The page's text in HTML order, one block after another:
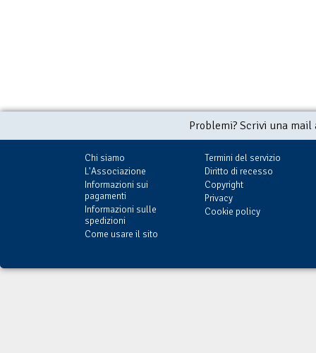
Problemi? Scrivi una
Chi siamo
L'Associazione
Informazioni sui
pagamenti
Informazioni sulle
spedizioni
Come usare il sito
Termini del servizio
Diritto di recesso
Copyright
Privacy
Cookie policy